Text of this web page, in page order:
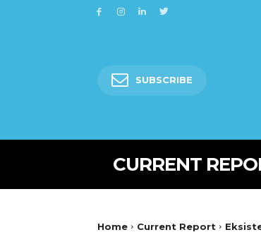
SUBSCRIBE
CURRENT
Home Current Report